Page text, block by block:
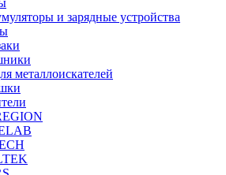
и зарядные устройства
металлоискателей